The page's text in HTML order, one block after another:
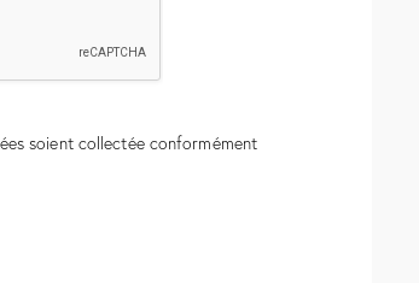
soient collectée conformément